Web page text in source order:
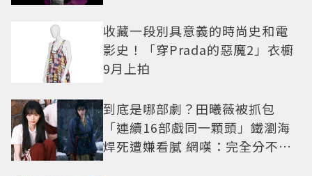
收藏一段別具意義的時尚史和電
影史！「穿Prada的惡魔2」衣櫥
9月上拍
到底是哪部劇？田曦薇被抓包
「連續16部戲同一顆頭」鐵瀏海
焊死遭嫌看膩 網嘆：完全分不出